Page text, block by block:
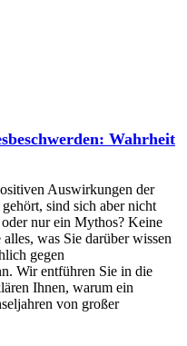
Wahrheit
Auswirkungen der
sind sich aber nicht
nur ein Mythos? Keine
was Sie darüber wissen
gegen
Wir entführen Sie in die
Ihnen, warum ein
von großer